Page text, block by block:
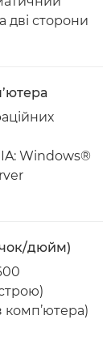
дві сторони
Windows®
дюйм)
комп’ютера)